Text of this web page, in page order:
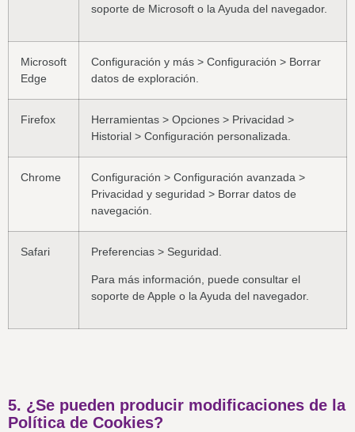
soporte de Microsoft o la Ayuda del navegador.
Microsoft
Edge
Configuración y más > Configuración > Borrar
datos de exploración.
Firefox
Herramientas > Opciones > Privacidad >
Historial > Configuración personalizada.
Chrome
Configuración > Configuración avanzada >
Privacidad y seguridad > Borrar datos de
navegación.
Safari Preferencias > Seguridad.
Para más información, puede consultar el
soporte de Apple o la Ayuda del navegador.
5. ¿Se pueden producir modificaciones de la
Política de Cookies?